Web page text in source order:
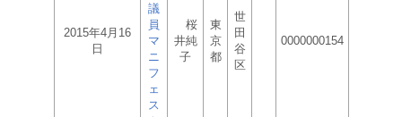
2015年4月16
日
議
員
マ
ニ
フ
ェ
ス
桜
井純
子
東
京
都
世
田
谷
区
0000000154